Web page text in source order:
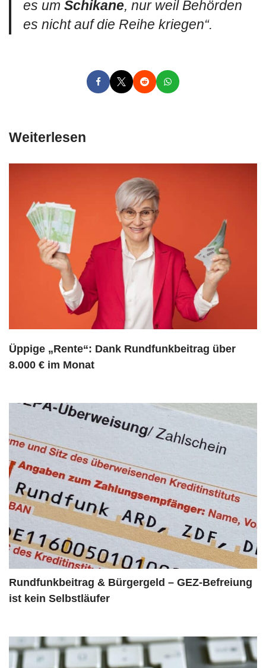
es um Schikane, nur weil Behörden
es nicht auf die Reihe kriegen“.
Weiterlesen
Üppige „Rente“: Dank Rundfunkbeitrag über
8.000 € im Monat
Rundfunkbeitrag & Bürgergeld – GEZ-Befreiung
ist kein Selbstläufer